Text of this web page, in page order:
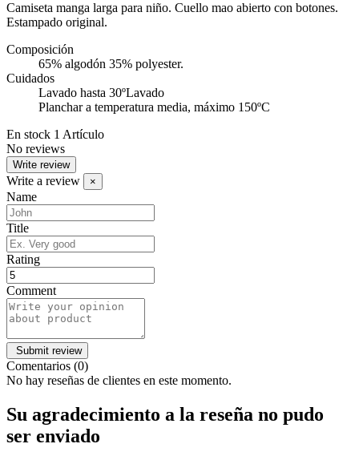
Camiseta manga larga para niño. Cuello mao abierto con botones.
Estampado original.
Composición
65% algodón 35% polyester.
Cuidados
Lavado hasta 30ºLavado
Planchar a temperatura media, máximo 150ºC
En stock 1 Artículo
No reviews
Write review
Write a review ×
Name
Title
Rating
Comment
Comentarios (0)
No hay reseñas de clientes en este momento.
Su agradecimiento a la reseña no pudo
ser enviado